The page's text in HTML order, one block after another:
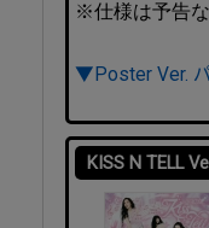
※仕様は予告な
▼Poster Ver.
KISS N TELL